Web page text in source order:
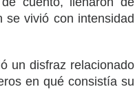
se vivió con intensidad
un disfraz relacionado
en qué consistía su